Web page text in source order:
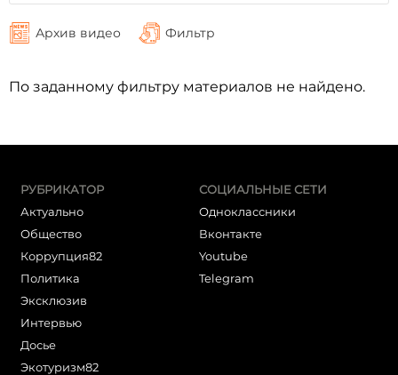
Архив видео Фильтр
По заданному фильтру материалов не найдено.
РУБРИКАТОР
Актуально
Общество
Коррупция82
Политика
Эксклюзив
Интервью
Досье
Экотуризм82
СОЦИАЛЬНЫЕ СЕТИ
Одноклассники
Вконтакте
Youtube
Telegram